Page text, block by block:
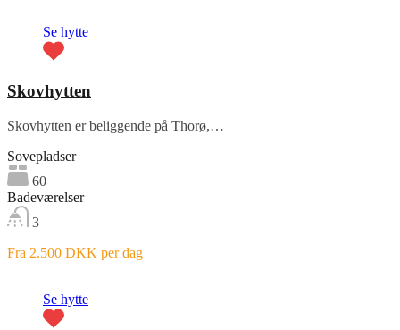
Se hytte
Skovhytten
Skovhytten er beliggende på Thorø,…
Sovepladser
60
Badeværelser
3
Fra 2.500 DKK per dag
Se hytte